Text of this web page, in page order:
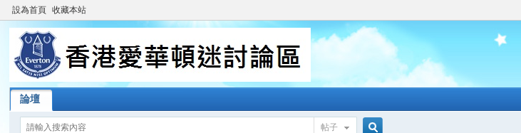
設為首頁 收藏本站
論壇
帖子